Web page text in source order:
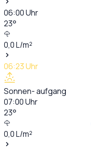
06:00Uhr
23°
0,0L/m²
06:23Uhr
Sonnen- aufgang
07:00Uhr
23°
0,0L/m²